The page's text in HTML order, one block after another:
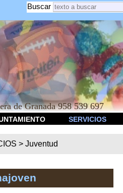
Buscar
de Granada 958 539 697
SERVICIOS
>Juventud